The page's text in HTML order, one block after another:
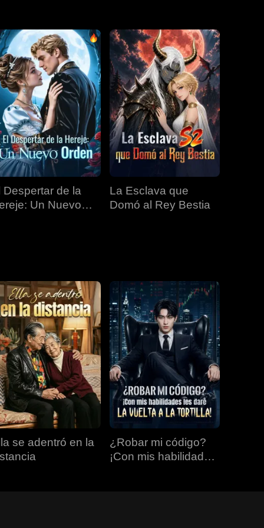
EP 34 EP 35 EP 36
EP 37 EP 38 EP 39
EP 40
Despertar de la
Un Nuevo
La Esclava que
Domó al Rey Bestia
se adentró en la
¿Robar mi código?
¡Con mis habilidades